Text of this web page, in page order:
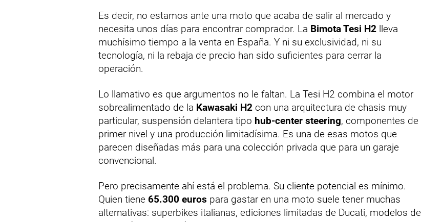
Es decir, no estamos ante una moto que acaba de salir al mercado y
necesita unos días para encontrar comprador. La Bimota Tesi H2 lleva
muchísimo tiempo a la venta en España. Y ni su exclusividad, ni su
tecnología, ni la rebaja de precio han sido suficientes para cerrar la
operación.
Lo llamativo es que argumentos no le faltan. La Tesi H2 combina el motor
sobrealimentado de la Kawasaki H2 con una arquitectura de chasis muy
particular, suspensión delantera tipo hub-center steering, componentes de
primer nivel y una producción limitadísima. Es una de esas motos que
parecen diseñadas más para una colección privada que para un garaje
convencional.
Pero precisamente ahí está el problema. Su cliente potencial es mínimo.
Quien tiene 65.300 euros para gastar en una moto suele tener muchas
alternativas: superbikes italianas, ediciones limitadas de Ducati, modelos de